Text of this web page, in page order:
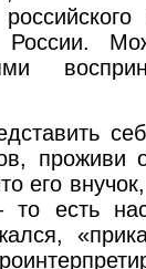
России.
проживи
его
то есть